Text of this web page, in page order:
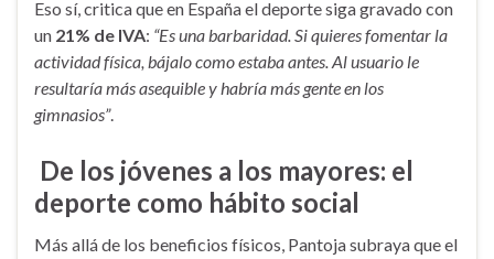
Eso sí, critica que en España el deporte siga gravado con
un 21% de IVA: “Es una barbaridad. Si quieres fomentar la
actividad física, bájalo como estaba antes. Al usuario le
resultaría más asequible y habría más gente en los
gimnasios”.
De los jóvenes a los mayores: el
deporte como hábito social
Más allá de los beneficios físicos, Pantoja subraya que el